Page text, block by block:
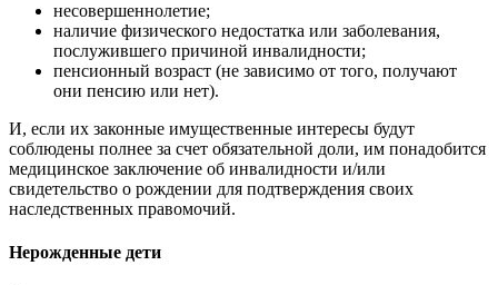
несовершеннолетие;
наличие физического недостатка или заболевания,
послужившего причиной инвалидности;
пенсионный возраст (не зависимо от того, получают
они пенсию или нет).
И, если их законные имущественные интересы будут
соблюдены полнее за счет обязательной доли, им понадобится
медицинское заключение об инвалидности и/или
свидетельство о рождении для подтверждения своих
наследственных правомочий.
Нерожденные дети